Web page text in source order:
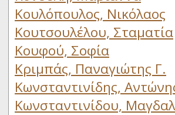
Κουλόπουλος, Νικόλαος
Κουτσουλέλου, Σταματία
Κουφού, Σοφία
Κριμπάς, Παναγιώτης Γ.
Κωνσταντινίδης,
Κωνσταντινίδου,